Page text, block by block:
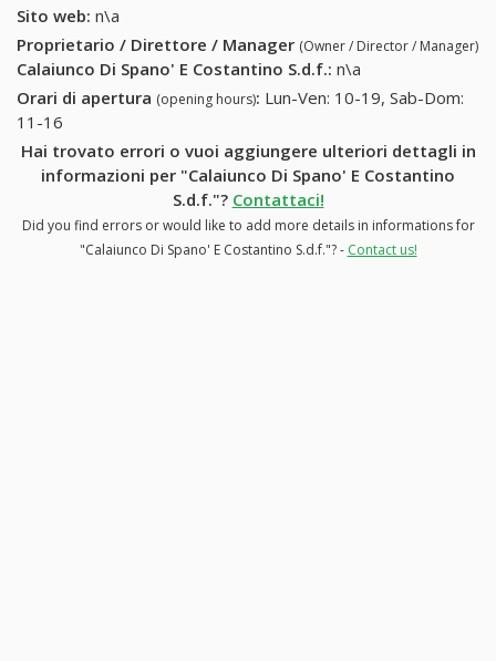
Sito web: n\a
Proprietario / Direttore / Manager (Owner / Director / Manager)
Calaiunco Di Spano' E Costantino S.d.f.: n\a
Orari di apertura (opening hours): Lun-Ven: 10-19, Sab-Dom:
11-16
Hai trovato errori o vuoi aggiungere ulteriori dettagli in
informazioni per "Calaiunco Di Spano' E Costantino
S.d.f."? Contattaci!
Did you find errors or would like to add more details in informations for
"Calaiunco Di Spano' E Costantino S.d.f."? - Contact us!